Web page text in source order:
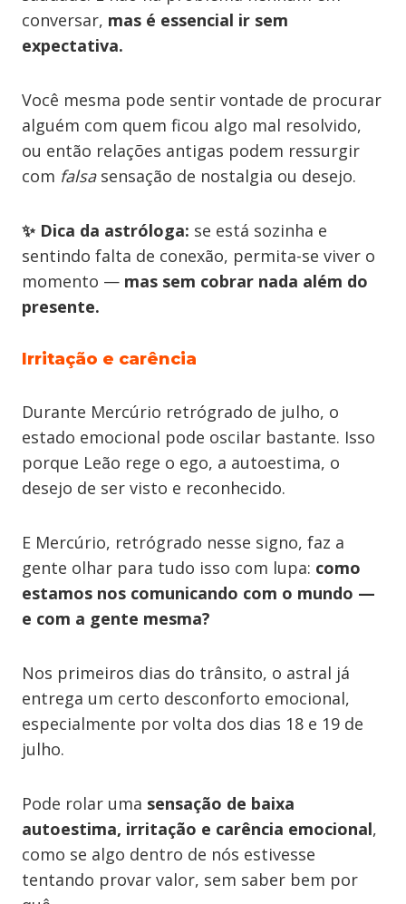
conversar, mas é essencial ir sem
expectativa.
Você mesma pode sentir vontade de procurar
alguém com quem ficou algo mal resolvido,
ou então relações antigas podem ressurgir
com falsasensação de nostalgia ou desejo.
✨ Dica da astróloga: se está sozinha e
sentindo falta de conexão, permita-se viver o
momento — mas sem cobrar nada além do
presente.
Irritação e carência
Durante Mercúrio retrógrado de julho, o
estado emocional pode oscilar bastante. Isso
porque Leão rege o ego, a autoestima, o
desejo de ser visto e reconhecido.
E Mercúrio, retrógrado nesse signo, faz a
gente olhar para tudo isso com lupa: como
estamos nos comunicando com o mundo —
e com a gente mesma?
Nos primeiros dias do trânsito, o astral já
entrega um certo desconforto emocional,
especialmente por volta dos dias 18 e 19 de
julho.
Pode rolar uma sensação de baixa
autoestima, irritação e carência emocional,
como se algo dentro de nós estivesse
tentando provar valor, sem saber bem por